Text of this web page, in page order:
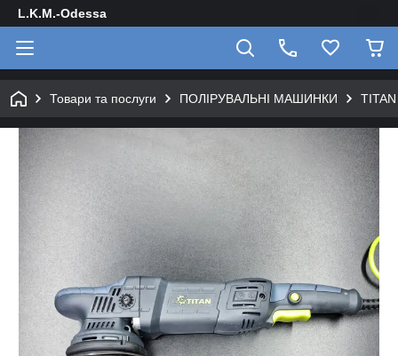
L.K.M.-Odessa
Товари та послуги ПОЛІРУВАЛЬНІ МАШИНКИ TITAN